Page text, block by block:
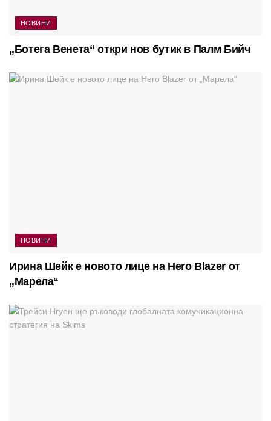
НОВИНИ
„Ботега Венета“ откри нов бутик в Палм Бийч
НОВИНИ
Ирина Шейк е новото лице на Hero Blazer от
„Марела“